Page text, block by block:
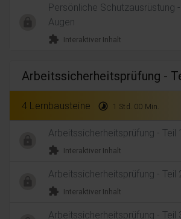
Persönliche Schutzausrüstung
Augen
extension Interaktiver Inhalt
Arbeitssicherheitsprüfung -
4 Lernbausteine timelapse 1 Std. 00 Min.
Arbeitssicherheitsprüfung - Teil 1
extension Interaktiver Inhalt
Arbeitssicherheitsprüfung - Teil
extension Interaktiver Inhalt
Arbeitssicherheitsprüfung - Teil